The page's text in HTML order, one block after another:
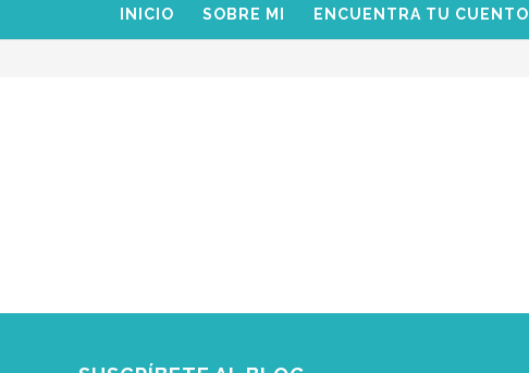
INICIO SOBRE MI ENCUENTRA TU CUENTO